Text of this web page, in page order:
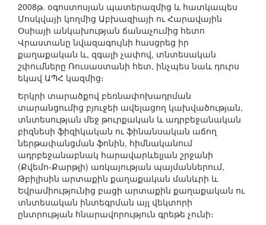
2008թ. օգոստոսյան պատերազմից և հատկապես
Մոսկվայի կողմից Աբխազիայի ու Հարավային
Օսիայի անկախության ճանաչումից հետո
Վրաստանը նվազագույնի հասցրեց իր
քաղաքական և, զգալի չափով, տնտեսական
շփումները Ռուսաստանի հետ, ինչպես նաև դուրս
եկավ ԱՊՀ կազմից։
Երկրի տարածքով բեռնափոխադրման
տարանցումից բյուջեի ավելացող կախվածության,
տնտեսության մեջ թուրքական և ադրբեջանական
բիզնեսի ֆիզիկական ու ֆինանսական աճող
ներթափանցման ֆոնին, հիմնականում
ադրբեջանաբնակ հարավարևելյան շրջանի
(Քվեմո-Քարթլի) առկայության պայմաններում,
Թբիլիսին արտաքին քաղաքական մանևրի և
Եվրամիությունից բացի արտաքին քաղաքական ու
տնտեսական ինտեգրման այլ վեկտորի
ընտրության հնարավորություն գրեթե չունի։